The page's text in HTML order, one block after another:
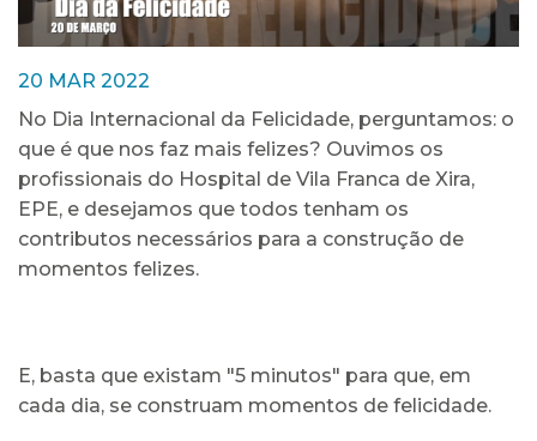
20 MAR 2022
No Dia Internacional da Felicidade, perguntamos: o
que é que nos faz mais felizes? Ouvimos os
profissionais do Hospital de Vila Franca de Xira,
EPE, e desejamos que todos tenham os
contributos necessários para a construção de
momentos felizes.
E, basta que existam "5 minutos" para que, em
cada dia, se construam momentos de felicidade.